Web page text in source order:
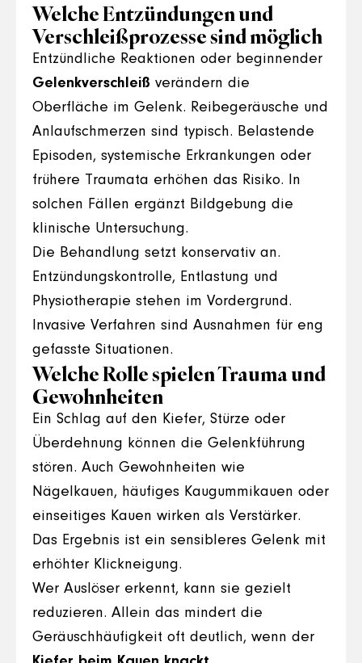
Welche Entzündungen und
Verschleißprozesse sind möglich
Entzündliche Reaktionen oder beginnender
Gelenkverschleiß verändern die
Oberfläche im Gelenk. Reibegeräusche und
Anlaufschmerzen sind typisch. Belastende
Episoden, systemische Erkrankungen oder
frühere Traumata erhöhen das Risiko. In
solchen Fällen ergänzt Bildgebung die
klinische Untersuchung.
Die Behandlung setzt konservativ an.
Entzündungskontrolle, Entlastung und
Physiotherapie stehen im Vordergrund.
Invasive Verfahren sind Ausnahmen für eng
gefasste Situationen.
Welche Rolle spielen Trauma und
Gewohnheiten
Ein Schlag auf den Kiefer, Stürze oder
Überdehnung können die Gelenkführung
stören. Auch Gewohnheiten wie
Nägelkauen, häufiges Kaugummikauen oder
einseitiges Kauen wirken als Verstärker.
Das Ergebnis ist ein sensibleres Gelenk mit
erhöhter Klickneigung.
Wer Auslöser erkennt, kann sie gezielt
reduzieren. Allein das mindert die
Geräuschhäufigkeit oft deutlich, wenn der